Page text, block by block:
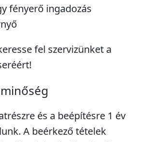
fényerő ingadozás
fel szervizünket a
és a beépítésre 1 év
A beérkező tételek